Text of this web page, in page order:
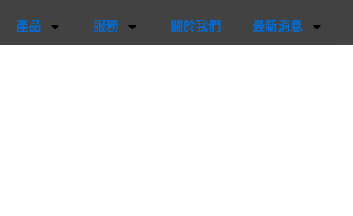
產品 服務 關於我們 最新消息